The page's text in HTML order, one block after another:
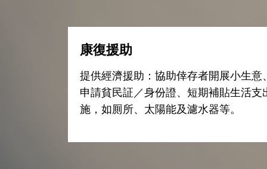
康復援助
提供經濟援助：協助倖存者開展小生意
申請貧民証／身份證、短期補貼生活支
施，如厠所、太陽能及濾水器等。